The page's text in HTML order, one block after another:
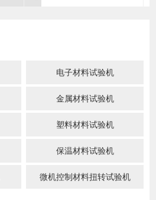
电子材料试验机
金属材料试验机
塑料材料试验机
保温材料试验机
微机控制材料扭转试验机